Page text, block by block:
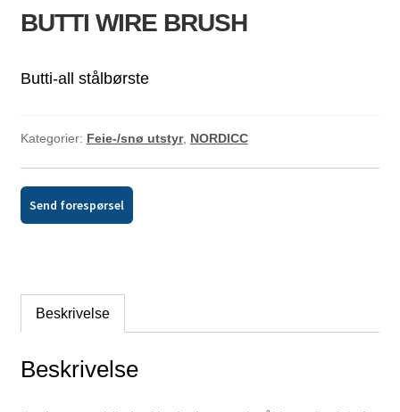
BUTTI WIRE BRUSH
Butti-all stålbørste
Kategorier: Feie-/snø utstyr, NORDICC
Send forespørsel
Beskrivelse
Beskrivelse